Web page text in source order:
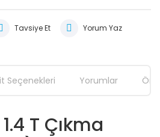
Tavsiye Et Yorum Yaz
Seçenekleri Yorumlar
T Çıkma